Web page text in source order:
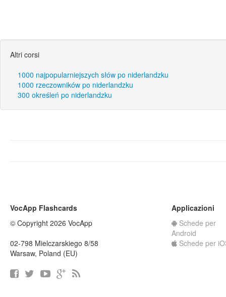
Altri corsi
1000 najpopularniejszych słów po niderlandzku
1000 rzeczowników po niderlandzku
300 określeń po niderlandzku
VocApp Flashcards
© Copyright 2026 VocApp
02-798 Mielczarskiego 8/58
Warsaw, Poland (EU)
Applicazioni
Schede per
Android
Schede per